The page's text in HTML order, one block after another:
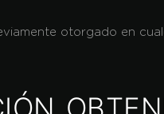
otorgado en